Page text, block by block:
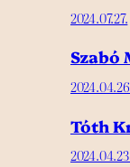
2024.07.27.
Szabó
Tóth